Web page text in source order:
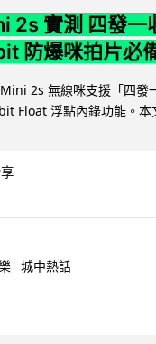
2s 實測 四發一
防爆咪拍片必
2s 無線咪支援「四發
Float 浮點內錄功能。本
城中熱話